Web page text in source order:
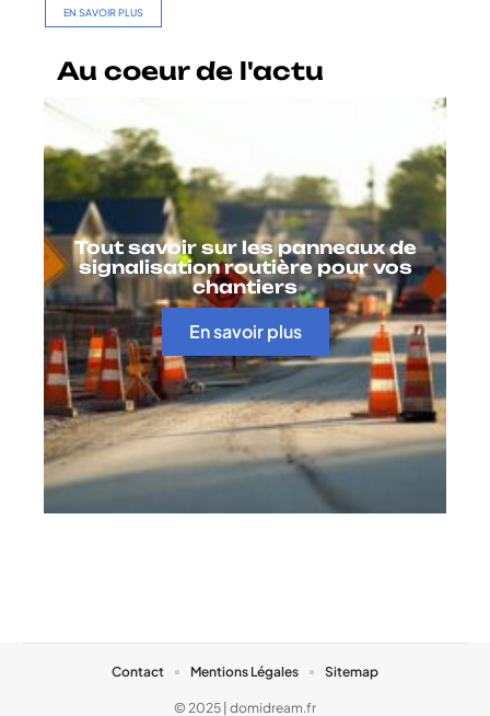
EN SAVOIR PLUS
Au coeur de l'actu
Tout savoir sur les panneaux de
signalisation routière pour vos
chantiers
En savoir plus
© 2025 | domidream.fr
Contact Mentions Légales Sitemap